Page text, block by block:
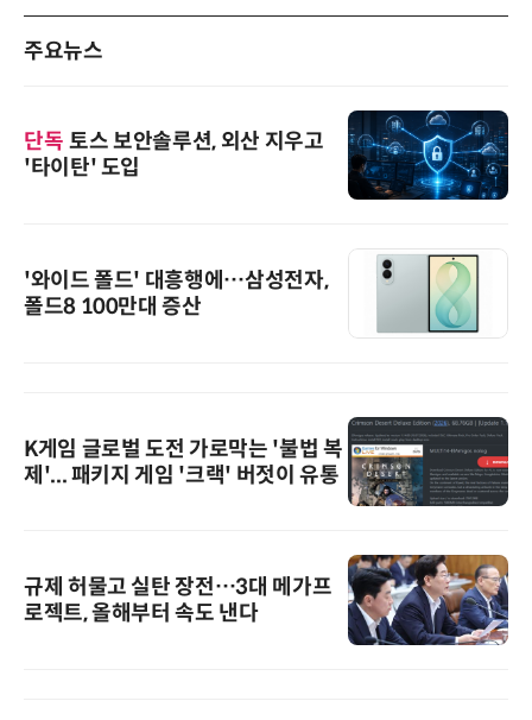
주요뉴스
단독 토스 보안솔루션, 외산 지우고
'타이탄' 도입
'와이드 폴드' 대흥행에…삼성전자,
폴드8 100만대 증산
K게임 글로벌 도전 가로막는 '불법 복
제'... 패키지 게임 '크랙' 버젓이 유통
규제 허물고 실탄 장전…3대 메가프
로젝트, 올해부터 속도 낸다